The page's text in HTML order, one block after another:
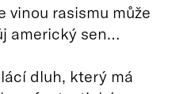
vinou rasismu může
americký sen…
dluh, který má